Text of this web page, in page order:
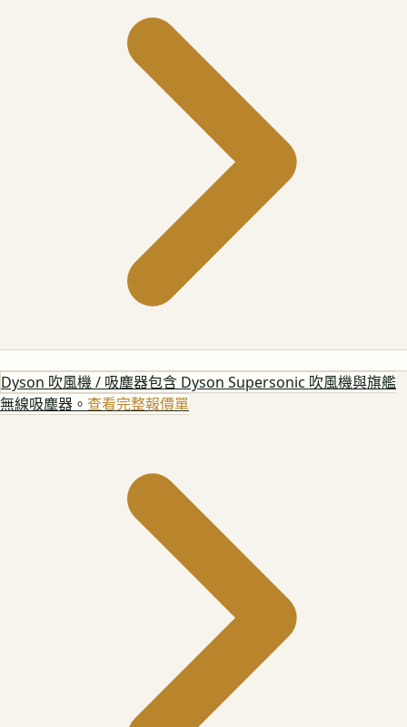
Dyson 吹風機 / 吸塵器包含 Dyson Supersonic 吹風機與旗艦
無線吸塵器。 查看完整報價單